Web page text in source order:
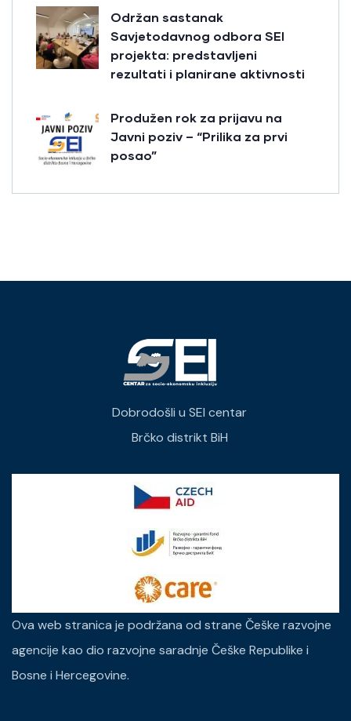
Održan sastanak
Savjetodavnog odbora SEI
projekta: predstavljeni
rezultati i planirane aktivnosti
Produžen rok za prijavu na
Javni poziv – “Prilika za prvi
posao”
Dobrodošli u SEI centar
Brčko distrikt BiH
Ova web stranica je podržana od strane Češke razvojne
agencije kao dio razvojne saradnje Češke Republike i
Bosne i Hercegovine.